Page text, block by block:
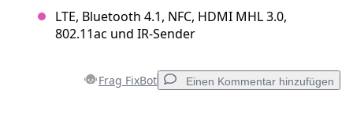
LTE, Bluetooth 4.1, NFC, HDMI MHL 3.0,
802.11ac und IR-Sender
Frag FixBot Einen Kommentar hinzufügen